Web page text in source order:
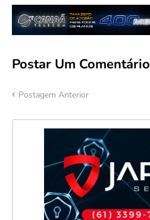
Postar Um Comentário
Postagem Anterior